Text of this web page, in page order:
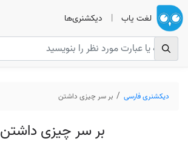
لغت یاب | دیکشنری‌ها
دیکشنری فارسی بر سر چیزی داشتن
بر سر چیزی داشتن